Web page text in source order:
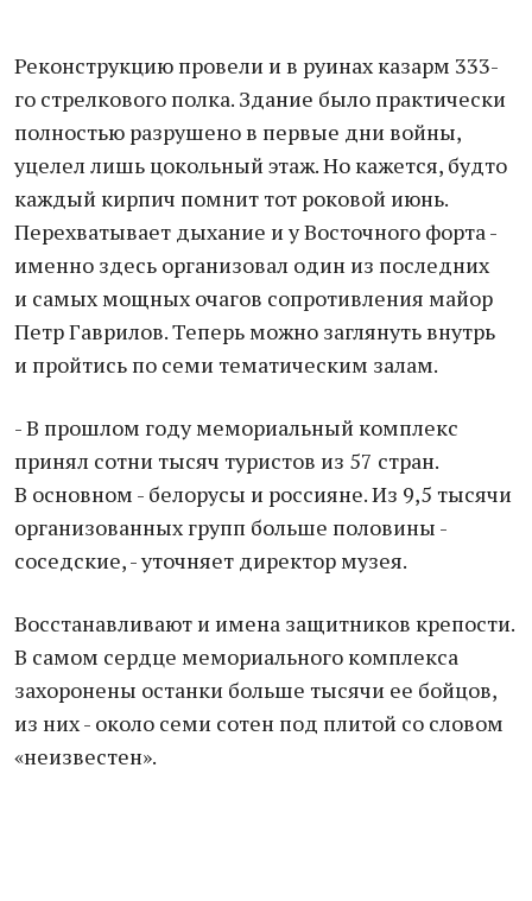
Реконструкцию провели и в руинах казарм 333-
го стрелкового полка. Здание было практически
полностью разрушено в первые дни войны,
уцелел лишь цокольный этаж. Но кажется, будто
каждый кирпич помнит тот роковой июнь.
Перехватывает дыхание и у Восточного форта -
именно здесь организовал один из последних
и самых мощных очагов сопротивления майор
Петр Гаврилов. Теперь можно заглянуть внутрь
и пройтись по семи тематическим залам.
- В прошлом году мемориальный комплекс
принял сотни тысяч туристов из 57 стран.
В основном - белорусы и россияне. Из 9,5 тысячи
организованных групп больше половины -
соседские, - уточняет директор музея.
Восстанавливают и имена защитников крепости.
В самом сердце мемориального комплекса
захоронены останки больше тысячи ее бойцов,
из них - около семи сотен под плитой со словом
«неизвестен».